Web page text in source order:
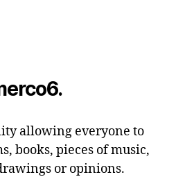
allowing everyone to
books, pieces of music,
or opinions.